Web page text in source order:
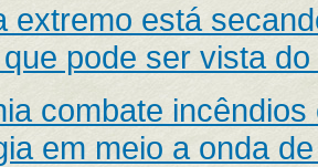
extremo está
pode ser vista
combate
em meio a onda